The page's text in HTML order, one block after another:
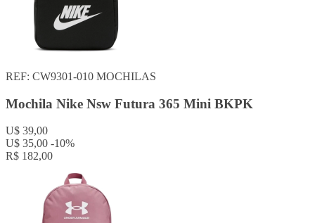
REF: CW9301-010 MOCHILAS
Mochila Nike Nsw Futura 365 Mini BKPK
U$ 39,00
U$ 35,00 -10%
R$ 182,00